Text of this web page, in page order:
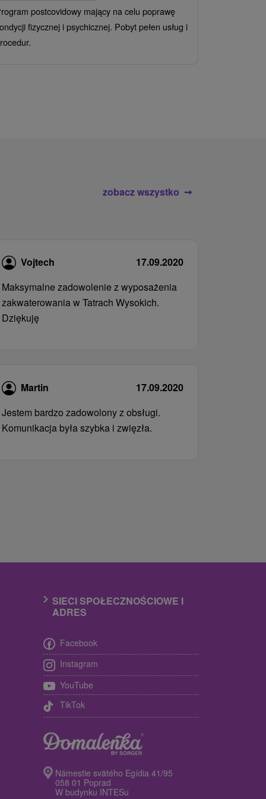
postcovidowy mający na celu poprawę
fizycznej i psychicznej. Pobyt pełen usług i
zobacz wszystko
Vojtech
17.09.2020
Maksymalne zadowolenie z wyposażenia
zakwaterowania w Tatrach Wysokich.
Dziękuję
Martin
17.09.2020
Jestem bardzo zadowolony z obsługi.
Komunikacja była szybka i zwięzła.
SIECI SPOŁECZNOŚCIOWE I
ADRES
Facebook
Instagram
YouTube
TikTok
Námestie svätého Egídia 41/95
058 01 Poprad
W budynku INTESu